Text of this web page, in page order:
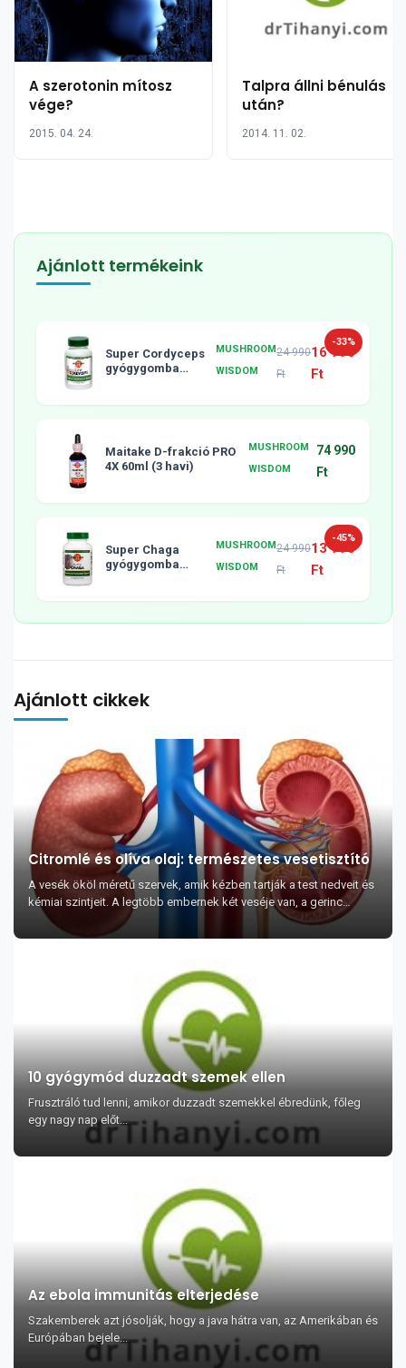
A szerotonin mítosz
vége?
2015. 04. 24.
Talpra állni bénulás
után?
2014. 11. 02.
Ajánlott termékeink
-33%
Super Cordyceps
gyógygomba
MUSHROOM
WISDOM
24 990
Ft
16 990
Ft
Maitake D-frakció PRO
4X 60ml (3 havi)
MUSHROOM
WISDOM
74 990
Ft
-45%
Super Chaga
gyógygomba
MUSHROOM
WISDOM
24 990
Ft
13 990
Ft
Ajánlott cikkek
Citromlé és olíva olaj: természetes vesetisztító
A vesék ököl méretű szervek, amik kézben tartják a test nedveit és
kémiai szintjeit. A legtöbb embernek két veséje van, a gerinc
mindkét oldalán egy, a máj, g...
10 gyógymód duzzadt szemek ellen
Frusztráló tud lenni, amikor duzzadt szemekkel ébredünk, főleg
egy nagy nap előt...
Az ebola immunitás elterjedése
Szakemberek azt jósolják, hogy a java hátra van, az Amerikában és
Európában bejele...